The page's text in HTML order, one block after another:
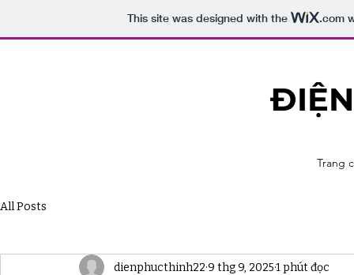
This site was designed with the .com
Trang
All Posts
dienphucthinh22 9 thg 9, 20251 phút đọc